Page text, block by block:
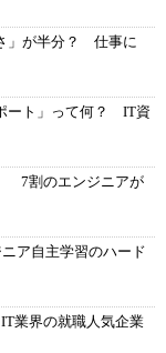
」が半分？ 仕事に
ート」って何？ IT資
7割のエンジニアが
ア自主学習のハード
業界の就職人気企業